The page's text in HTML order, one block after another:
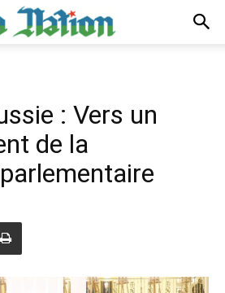
: Vers un
de la